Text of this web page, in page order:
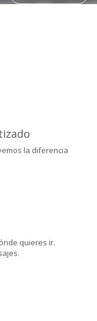
la diferencia
quieres ir.